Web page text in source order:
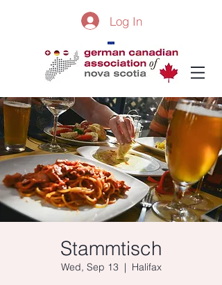
Log In
Stammtisch
Wed, Sep 13
  |
Halifax